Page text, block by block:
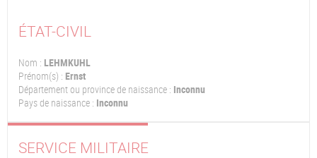
ÉTAT-CIVIL
Nom : LEHMKUHL
Prénom(s) : Ernst
Département ou province de naissance : Inconnu
Pays de naissance : Inconnu
SERVICE MILITAIRE